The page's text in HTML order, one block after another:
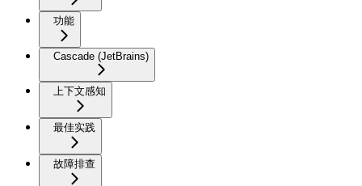
功能
Cascade (JetBrains)
上下文感知
最佳实践
故障排查